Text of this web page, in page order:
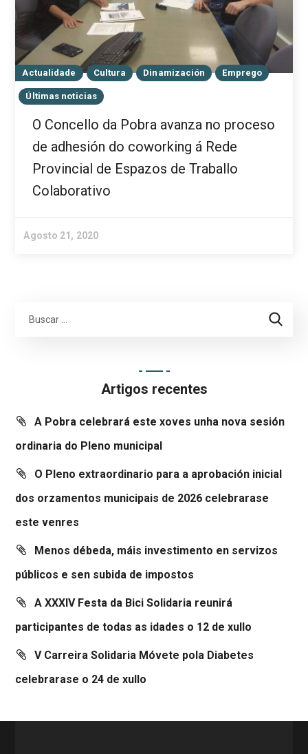
Actualidade Cultura Dinamización Emprego
Últimas noticias
O Concello da Pobra avanza no proceso
de adhesión do coworking á Rede
Provincial de Espazos de Traballo
Colaborativo
Agosto 21, 2020
Artigos recentes
A Pobra celebrará este xoves unha nova sesión
ordinaria do Pleno municipal
O Pleno extraordinario para a aprobación inicial
dos orzamentos municipais de 2026 celebrarase
este venres
Menos débeda, máis investimento en servizos
públicos e sen subida de impostos
A XXXIV Festa da Bici Solidaria reunirá
participantes de todas as idades o 12 de xullo
V Carreira Solidaria Móvete pola Diabetes
celebrarase o 24 de xullo